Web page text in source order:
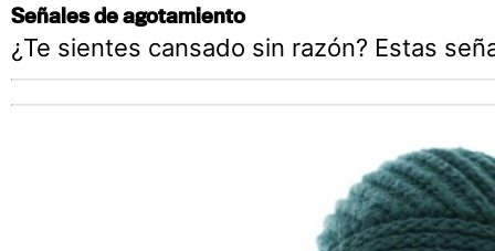
Señales de agotamiento
¿Te sientes cansado sin razón? Estas